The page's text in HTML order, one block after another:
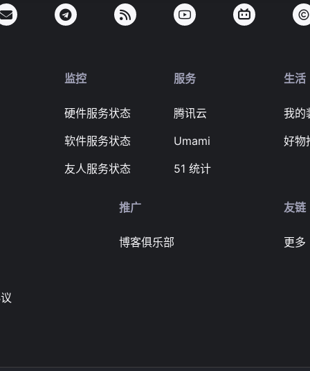
监控
硬件服务状态
软件服务状态
友人服务状态
服务
腾讯云
Umami
51 统计
生活
我的
好物
推广
博客俱乐部
友链
更多